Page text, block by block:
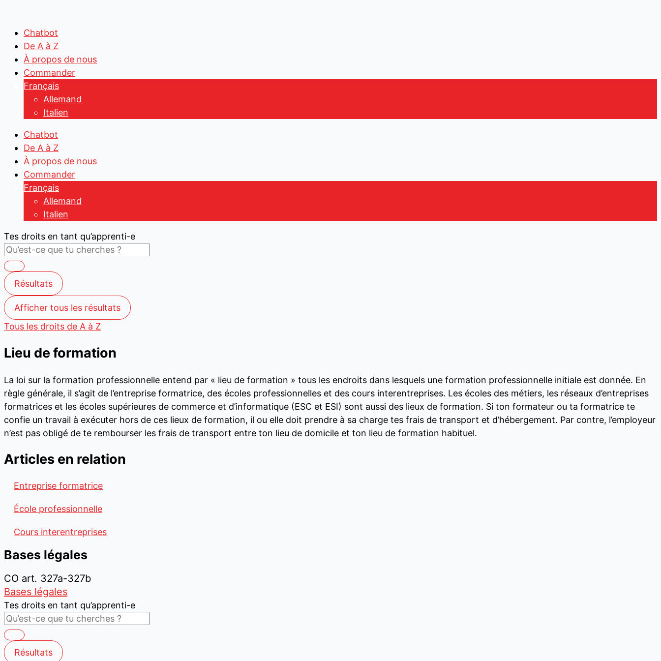
contenuChatbot
De A à Z
À propos de nous
Commander
Français
Allemand
Italien
Chatbot
De A à Z
À propos de nous
Commander
Français
Allemand
Italien
Tes droits en tant qu’apprenti-e
Résultats
Afficher tous les résultats
Tous les droits de A à Z
Lieu de formation
La loi sur la formation professionnelle entend par « lieu de formation » tous les endroits dans lesquels une formation professionnelle initiale est donnée. En
règle générale, il s’agit de l’entreprise formatrice, des écoles professionnelles et des cours interentreprises. Les écoles des métiers, les réseaux d’entreprises
formatrices et les écoles supérieures de commerce et d’informatique (ESC et ESI) sont aussi des lieux de formation. Si ton formateur ou ta formatrice te
confie un travail à exécuter hors de ces lieux de formation, il ou elle doit prendre à sa charge tes frais de transport et d’hébergement. Par contre, l’employeur
n’est pas obligé de te rembourser les frais de transport entre ton lieu de domicile et ton lieu de formation habituel.
Articles en relation
Entreprise formatrice
École professionnelle
Cours interentreprises
Bases légales
CO art. 327a-327b
Bases légales
Tes droits en tant qu’apprenti-e
Résultats